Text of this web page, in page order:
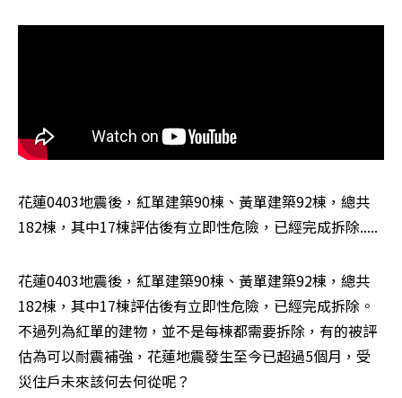
花蓮0403地震後，紅單建築90棟、黃單建築92棟，總共
182棟，其中17棟評估後有立即性危險，已經完成拆除.....
花蓮0403地震後，紅單建築90棟、黃單建築92棟，總共
182棟，其中17棟評估後有立即性危險，已經完成拆除。
不過列為紅單的建物，並不是每棟都需要拆除，有的被評
估為可以耐震補強，花蓮地震發生至今已超過5個月，受
災住戶未來該何去何從呢？